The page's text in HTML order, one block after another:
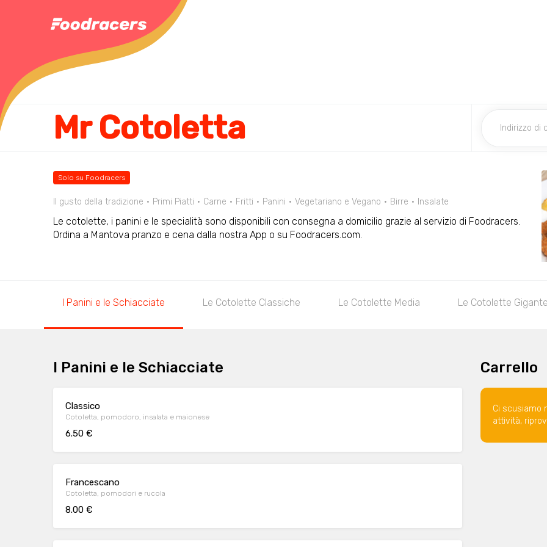
Mr Cotoletta
Solo su Foodracers
Il gusto della tradizione Primi Piatti Carne Fritti Panini Vegetariano e Vegano Birre Insalate
Le cotolette, i panini e le specialità sono disponibili con consegna a domicilio grazie al servizio di Foodracers.
Ordina a Mantova pranzo e cena dalla nostra App o su Foodracers.com.
I Panini e le Schiacciate Le Cotolette Classiche Le Cotolette Media Le Cotolette Gigante
I Panini e le Schiacciate
Classico
Cotoletta, pomodoro, insalata e maionese
6.50 €
Francescano
Cotoletta, pomodori e rucola
8.00 €
Carrello
Ci scusiamo
attività,